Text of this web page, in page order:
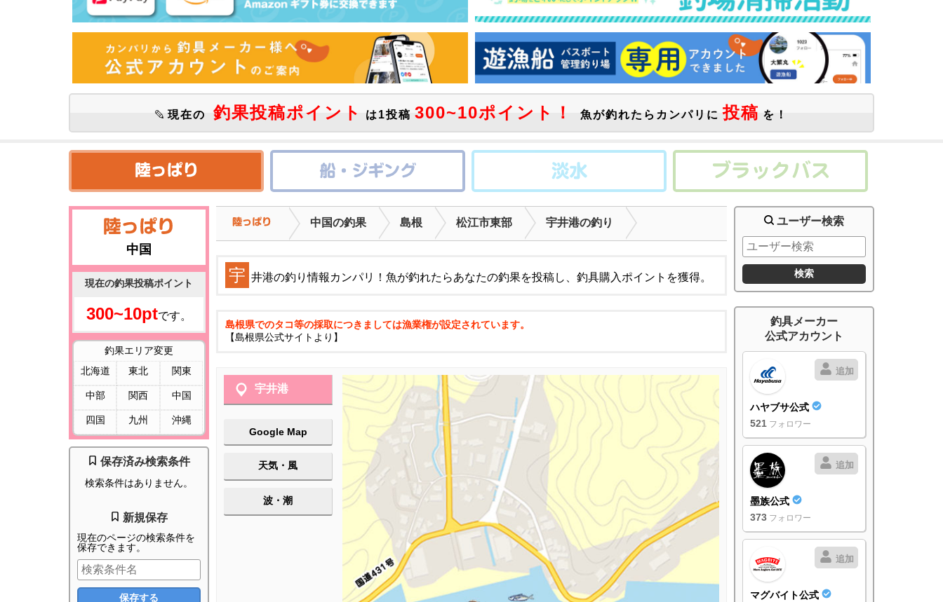
現在の 釣果投稿ポイント は1投稿 300~10ポイント！ 魚が釣れたらカンパリに 投稿 を！
中国
現在の釣果投稿ポイント
300~10ptです。
釣果エリア変更
北海道
東北 関東
中部 関西 中国
四国 九州 沖縄
保存済み検索条件
検索条件はありません。
新規保存
現在のページの検索条件を
保存できます。
中国の釣果 島根 松江市東部 宇井港の釣り
宇 井港の釣り情報カンパリ！魚が釣れたらあなたの釣果を投稿し、釣具購入ポイントを獲得。
島根県でのタコ等の採取につきましては漁業権が設定されています。
【島根県公式サイトより】
宇井港
Google Map
天気・風
波・潮
ユーザー検索
釣具メーカー
公式アカウント
追加
ハヤブサ公式
521 フォロワー
追加
墨族公式
373 フォロワー
追加
マグバイト公式